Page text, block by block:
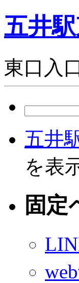
五井
東口入
五井
を表
固定